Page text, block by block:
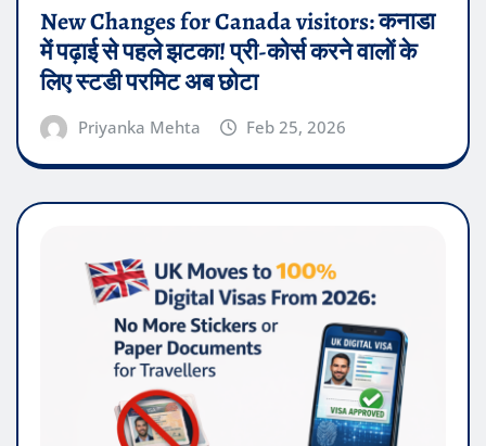
New Changes for Canada visitors: कनाडा
में पढ़ाई से पहले झटका! प्री-कोर्स करने वालों के
लिए स्टडी परमिट अब छोटा
Priyanka Mehta Feb 25, 2026